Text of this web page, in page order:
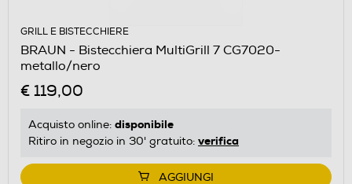
GRILL E BISTECCHIERE
BRAUN - Bistecchiera MultiGrill 7 CG7020-
metallo/nero
€ 119,00
Acquisto online: disponibile
Ritiro in negozio in 30' gratuito: verifica
AGGIUNGI